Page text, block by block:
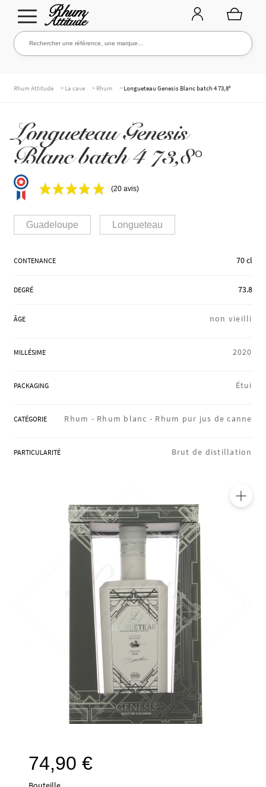
Aller
à
Aller
au
Rechercher une référence, une marque...
Rechercher
NOS RHUMS
WHISKIES & +
MARQUES
COFFRETS & CADEAUX
BLOG
Rhum Attitude > La cave > Rhum > Longueteau Genesis Blanc batch 4 73,8°
Longueteau Genesis
Blanc batch 4 73,8°
(20 avis)
Guadeloupe Longueteau
CONTENANCE 70 cl
DEGRÉ 73.8
ÂGE non vieilli
MILLÉSIME 2020
PACKAGING Étui
CATÉGORIE Rhum - Rhum blanc - Rhum pur jus de canne
PARTICULARITÉ Brut de distillation
74,90 €